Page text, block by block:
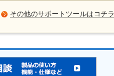
その他のサポートツールはコチラ